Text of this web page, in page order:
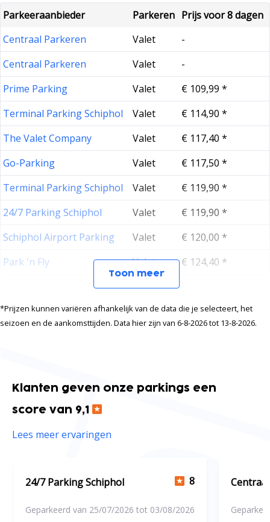
Parkeeraanbieder Parkeren Prijs voor 8 dagen
Centraal Parkeren
Valet
-
Centraal Parkeren
Valet
-
Prime Parking
Valet
€ 109,99 *
Terminal Parking Schiphol
Valet
€ 114,90 *
The Valet Company
Valet
€ 117,40 *
Go-Parking
Valet
€ 117,50 *
Terminal Parking Schiphol
Valet
€ 119,90 *
24/7 Parking Schiphol
Valet
€ 119,90 *
Schiphol Airport Parking
Valet
€ 120,00 *
Park 'n Fly
Valet € 124,40 *
Toon meer
*Prijzen kunnen variëren afhankelijk van de data die je selecteert, het
seizoen en de aankomsttijden. Data hier zijn van 6-8-2026 tot 13-8-2026.
Klanten geven onze parkings een
score van 9,1
Lees meer ervaringen
24/7 Parking Schiphol 8
Geparkeerd van 25/07/2026 tot 03/08/2026